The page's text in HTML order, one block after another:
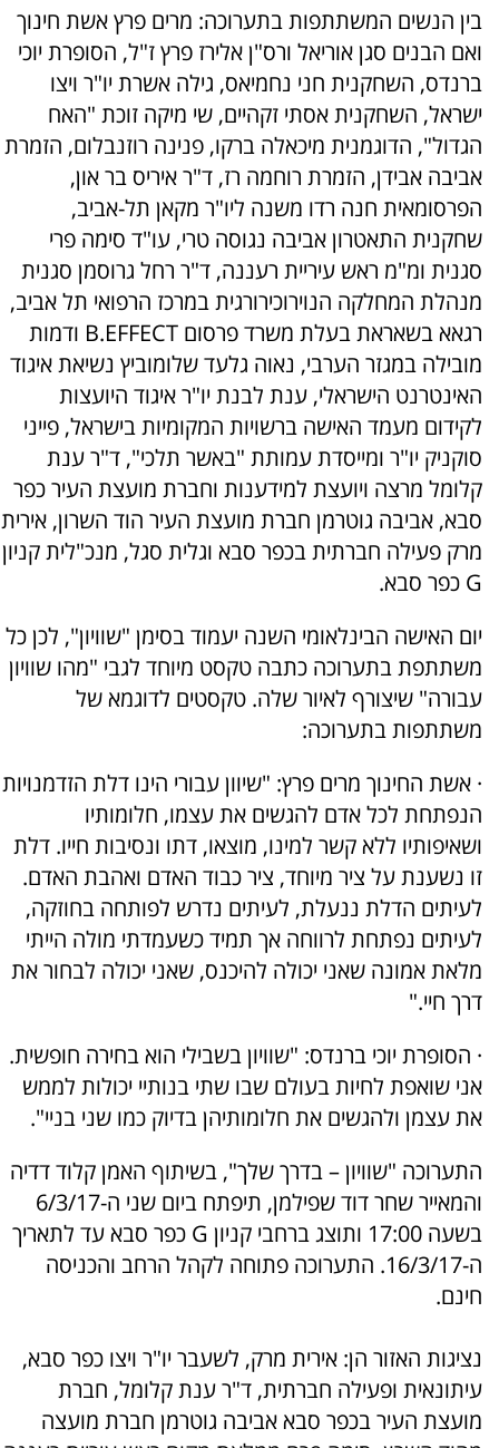
בין הנשים המשתתפות בתערוכה: מרים פרץ אשת חינוך
ואם הבנים סגן אוריאל ורס"ן אלירז פרץ ז"ל, הסופרת יוכי
ברנדס, השחקנית חני נחמיאס, גילה אשרת יו"ר ויצו
ישראל, השחקנית אסתי זקהיים, שי מיקה זוכת "האח
הגדול", הדוגמנית מיכאלה ברקו, פנינה רוזנבלום, הזמרת
אביבה אבידן, הזמרת רוחמה רז, ד"ר איריס בר און,
הפרסומאית חנה רדו משנה ליו"ר מקאן תל-אביב,
שחקנית התאטרון אביבה נגוסה טרי, עו"ד סימה פרי
סגנית ומ"מ ראש עיריית רעננה, ד"ר רחל גרוסמן סגנית
מנהלת המחלקה הנוירוכירורגית במרכז הרפואי תל אביב,
רגאא בשאראת בעלת משרד פרסום B.EFFECT ודמות
מובילה במגזר הערבי, נאוה גלעד שלומוביץ נשיאת איגוד
האינטרנט הישראלי, ענת לבנת יו"ר איגוד היועצות
לקידום מעמד האישה ברשויות המקומיות בישראל, פייני
סוקניק יו"ר ומייסדת עמותת "באשר תלכי", ד"ר ענת
קלומל מרצה ויועצת למידענות וחברת מועצת העיר כפר
סבא, אביבה גוטרמן חברת מועצת העיר הוד השרון, אירית
מרק פעילה חברתית בכפר סבא וגלית סגל, מנכ"לית קניון
G כפר סבא.
יום האישה הבינלאומי השנה יעמוד בסימן "שוויון", לכן כל
משתתפת בתערוכה כתבה טקסט מיוחד לגבי "מהו שוויון
עבורה" שיצורף לאיור שלה. טקסטים לדוגמא של
משתתפות בתערוכה:
· אשת החינוך מרים פרץ: "שיוון עבורי הינו דלת הזדמנויות
הנפתחת לכל אדם להגשים את עצמו, חלומותיו
ושאיפותיו ללא קשר למינו, מוצאו, דתו ונסיבות חייו. דלת
זו נשענת על ציר מיוחד, ציר כבוד האדם ואהבת האדם.
לעיתים הדלת ננעלת, לעיתים נדרש לפותחה בחוזקה,
לעיתים נפתחת לרווחה אך תמיד כשעמדתי מולה הייתי
מלאת אמונה שאני יכולה להיכנס, שאני יכולה לבחור את
דרך חיי."
· הסופרת יוכי ברנדס: "שוויון בשבילי הוא בחירה חופשית.
אני שואפת לחיות בעולם שבו שתי בנותיי יכולות לממש
את עצמן ולהגשים את חלומותיהן בדיוק כמו שני בניי".
התערוכה "שוויון – בדרך שלך", בשיתוף האמן קלוד דדיה
והמאייר שחר דוד שפילמן, תיפתח ביום שני ה-6/3/17
בשעה 17:00 ותוצג ברחבי קניון G כפר סבא עד לתאריך
ה-16/3/17. התערוכה פתוחה לקהל הרחב והכניסה
חינם.
נציגות האזור הן: אירית מרק, לשעבר יו"ר ויצו כפר סבא,
עיתונאית ופעילה חברתית, ד"ר ענת קלומל, חברת
מועצת העיר בכפר סבא אביבה גוטרמן חברת מועצה